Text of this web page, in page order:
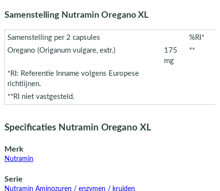
Samenstelling Nutramin Oregano XL
Samenstelling per 2 capsules
%RI*
Oregano (Origanum vulgare, extr.)
175
mg
**
*RI: Referentie Inname volgens Europese
richtlijnen.
**RI niet vastgesteld.
Specificaties Nutramin Oregano XL
Merk
Nutramin
Serie
Nutramin Aminozuren / enzymen / kruiden